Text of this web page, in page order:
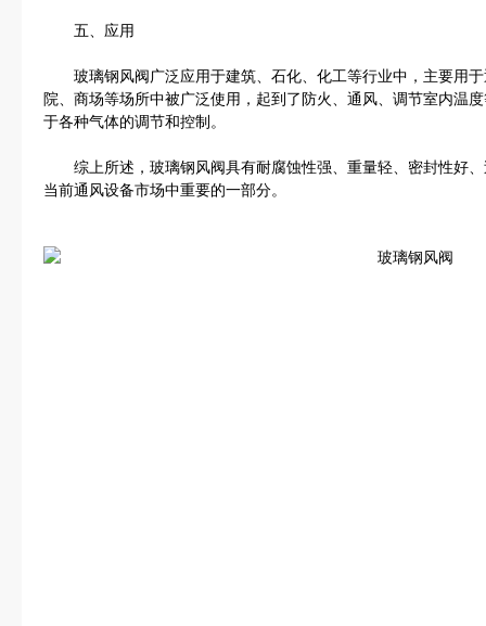
五、应用
玻璃钢风阀广泛应用于建筑、石化、化工等行业中，主要用于
院、商场等场所中被广泛使用，起到了防火、通风、调节室内温
于各种气体的调节和控制。
综上所述，玻璃钢风阀具有耐腐蚀性强、重量轻、密封性好、
当前通风设备市场中重要的一部分。